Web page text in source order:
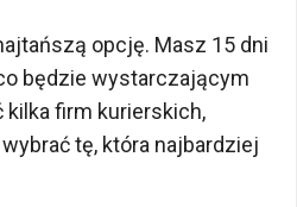
opcję. Masz 15 dni
będzie wystarczającym
firm kurierskich,
tę, która najbardziej